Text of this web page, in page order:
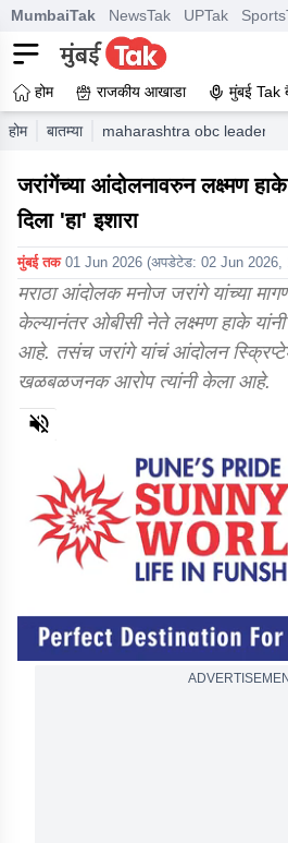
MumbaiTak NewsTak UPTak
होम राजकीय आखाडा मुंबई Tak
होम बातम्या maharashtra obc leader
जरांगेंच्या आंदोलनावरुन लक्ष्मण
दिला 'हा' इशारा
मुंबई तक 01 Jun 2026 (अपडेटेड: 02 Jun 2026,
मराठा आंदोलक मनोज जरांगे यांच्या
केल्यानंतर ओबीसी नेते लक्ष्मण हाके
आहे. तसंच जरांगे यांचं आंदोलन
खळबळजनक आरोप त्यांनी केला आहे.
0
of
minutes,
seconds